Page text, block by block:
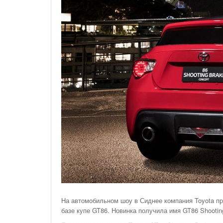
На Газонах Рязани
26 Ноября С 08:00 До 17:00 Будет Закрыт
Железнодорожный Переезд На 302 Км ПК 2
Перегона Кораблино - Ряжск-1
Зачем Нужна CRM-Система Для Отдела Продаж
На автомобильном шоу в Сиднее компания Toyota
базе купе GT86. Новинка получила имя GT86